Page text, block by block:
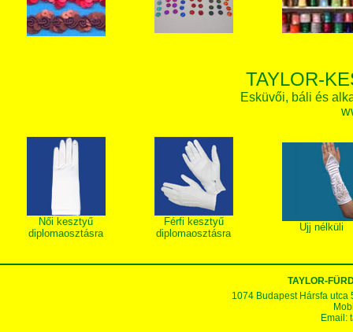
TAYLOR-
Esküvői, báli és
Női kesztyű
diplomaosztásra
Férfi kesztyű
diplomaosztásra
Ujj nélküli
TAYLOR-
1074 Budapest Hársfa utca
Email: